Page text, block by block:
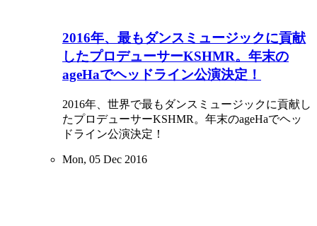
2016年、最もダンスミュージックに貢献
したプロデューサーKSHMR。年末の
ageHaでヘッドライン公演決定！
2016年、世界で最もダンスミュージックに貢献し
たプロデューサーKSHMR。年末のageHaでヘッ
ドライン公演決定！
Mon, 05 Dec 2016